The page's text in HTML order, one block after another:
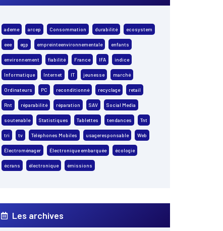
ademe arcep Consommation durabilité ecosystem
eee egp empreinteenvironnementale enfants
environnement fiabilité France IFA indice
Informatique Internet IT jeunesse marché
Ordinateurs PC reconditionné recyclage retail
Rnt réparabilité réparation SAV Social Media
soutenable Statistiques Tablettes tendances Tnt
tri tv Téléphones Mobiles usageresponsable Web
Électroménager Électronique embarquée écologie
écrans électronique émissions
Les archives